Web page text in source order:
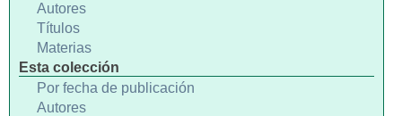
Autores
Títulos
Materias
Esta colección
Por fecha de publicación
Autores